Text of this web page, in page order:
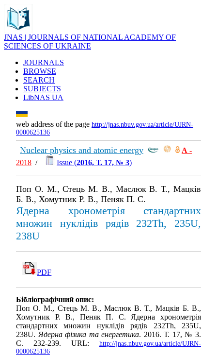
JNAS | JOURNALS OF NATIONAL ACADEMY OF
SCIENCES OF UKRAINE
JOURNALS
BROWSE
SEARCH
SUBJECTS
LibNAS UA
web address of the page http://jnas.nbuv.gov.ua/article/UJRN-
0000625136
Nuclear physics and atomic energy А -
2018 / Issue (2016, Т. 17, № 3)
Поп О. М., Стець М. В., Маслюк В. Т., Мацків
Б. В., Хомутник Р. В., Пеняк П. С.
Ядерна хронометрія стандартних
множин нуклідів рядів 232Th, 235U,
238U
PDF
Бібліографічний опис:
Поп О. М., Стець М. В., Маслюк В. Т., Мацків Б. В.,
Хомутник Р. В., Пеняк П. С. Ядерна хронометрія
стандартних множин нуклідів рядів 232Th, 235U,
238U. Ядерна фізика та енергетика. 2016. Т. 17, № 3.
С. 232-239. URL: http://jnas.nbuv.gov.ua/article/UJRN-
0000625136